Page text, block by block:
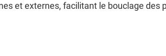
et externes, facilitant le bouclage des